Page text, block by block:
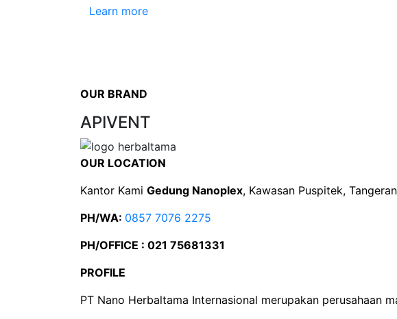
Learn more
OUR BRAND
APIVENT
OUR LOCATION
Kantor Kami Gedung Nanoplex, Kawasan Puspitek,
PH/WA: 0857 7076 2275
PH/OFFICE : 021 75681331
PROFILE
PT Nano Herbaltama Internasional merupakan perusahaan